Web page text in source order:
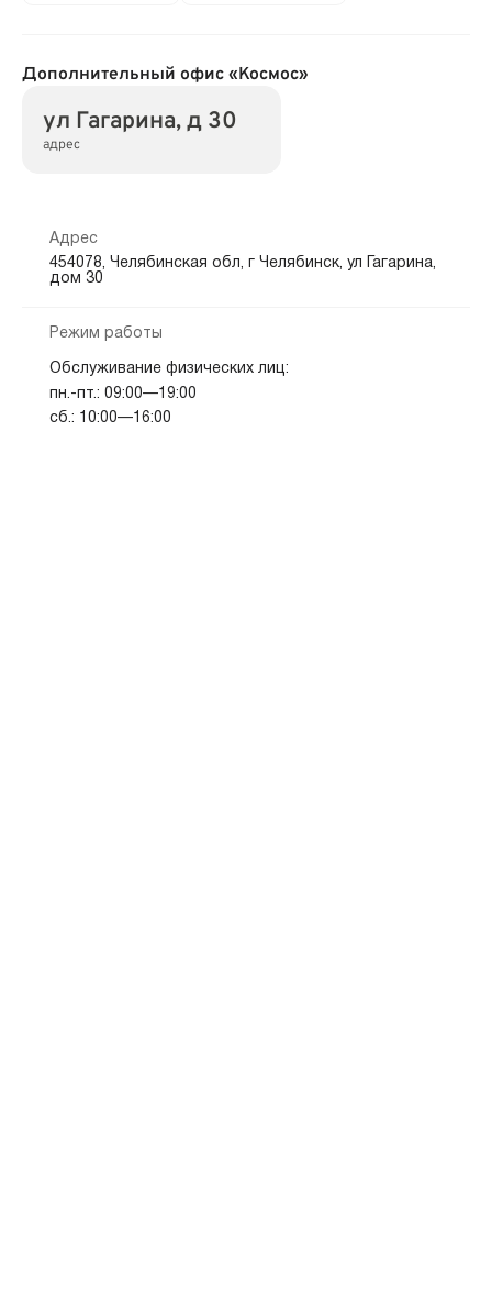
Дополнительный офис «Космос»
ул Гагарина, д 30
адрес
Адрес
454078, Челябинская обл, г Челябинск, ул Гагарина,
дом 30
Режим работы
Обслуживание физических лиц:
пн.-пт.: 09:00—19:00
сб.: 10:00—16:00